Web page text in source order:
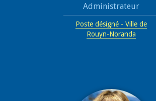
Administrateur
Poste désigné - Ville de
Rouyn-Noranda